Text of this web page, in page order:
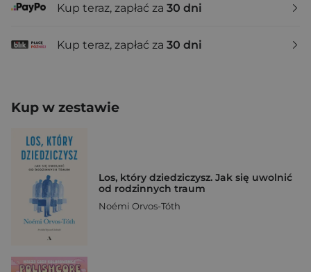
Kup teraz, zapłać za 30 dni
Kup teraz, zapłać za 30 dni
Kup w zestawie
Los, który dziedziczysz. Jak się uwolnić
od rodzinnych traum
Noémi Orvos-Tóth